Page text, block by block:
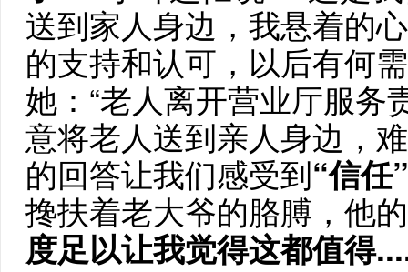
送到家人身边，我悬着的
的支持和认可，以后有何
她：“老人离开营业厅服
意将老人送到亲人身边，
的回答让我们感受到“信任
搀扶着老大爷的胳膊，他
度足以让我觉得这都值得